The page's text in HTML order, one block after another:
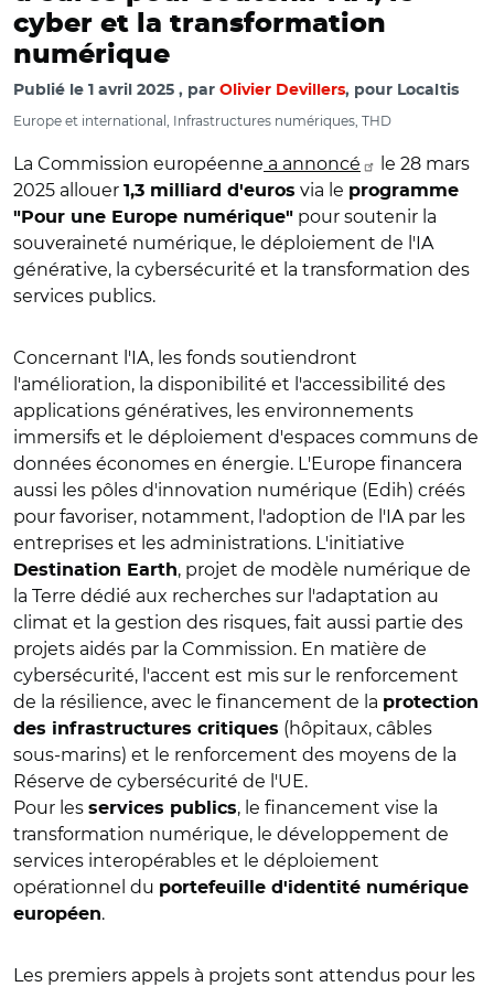
cyber et la transformation
numérique
Publié le 1 avril 2025 par Olivier Devillers, pour Localtis
Europe et international, Infrastructures numériques, THD
La Commission européenne a annoncé
le 28 mars
2025 allouer 1,3 milliard d'euros via le programme
"Pour une Europe numérique" pour soutenir la
souveraineté numérique, le déploiement de l'IA
générative, la cybersécurité et la transformation des
services publics.
Concernant l'IA, les fonds soutiendront
l'amélioration, la disponibilité et l'accessibilité des
applications génératives, les environnements
immersifs et le déploiement d'espaces communs de
données économes en énergie. L'Europe financera
aussi les pôles d'innovation numérique (Edih) créés
pour favoriser, notamment, l'adoption de l'IA par les
entreprises et les administrations. L'initiative
Destination Earth, projet de modèle numérique de
la Terre dédié aux recherches sur l'adaptation au
climat et la gestion des risques, fait aussi partie des
projets aidés par la Commission. En matière de
cybersécurité, l'accent est mis sur le renforcement
de la résilience, avec le financement de la protection
des infrastructures critiques (hôpitaux, câbles
sous-marins) et le renforcement des moyens de la
Réserve de cybersécurité de l'UE.
Pour les services publics, le financement vise la
transformation numérique, le développement de
services interopérables et le déploiement
opérationnel du portefeuille d'identité numérique
européen.
Les premiers appels à projets sont attendus pour les